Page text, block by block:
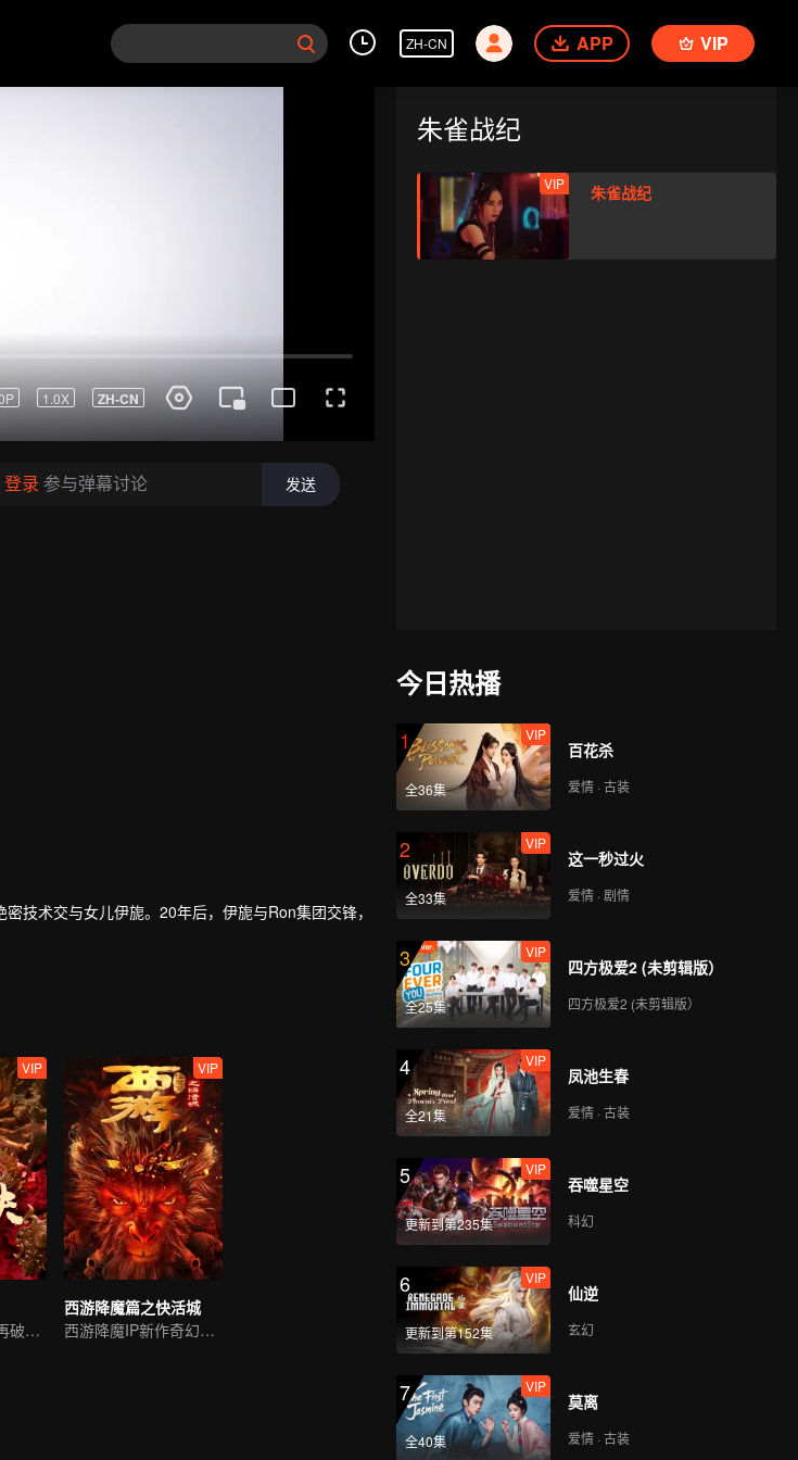
ZH-CN APP VIP
1.0X ZH-CN
登录 参与弹幕讨论 发送
朱雀战纪
VIP 朱雀战纪
技术交与女儿伊旎。20年后，伊旎与Ron集团交锋，
VIP
胡八一高能解密再破险关
VIP
西游降魔篇之快活城
西游降魔IP新作奇幻来袭
今日热播
1
全36集
VIP
百花杀
爱情 · 古装
2
全33集
VIP
这一秒过火
爱情 · 剧情
3
全25集
VIP
四方极爱2 (未剪辑版）
四方极爱2 (未剪辑版）
4
全21集
VIP
凤池生春
爱情 · 古装
5
更新到第235集
VIP
吞噬星空
科幻
6
更新到第152集
VIP
仙逆
玄幻
7
全40集
VIP
莫离
爱情 · 古装